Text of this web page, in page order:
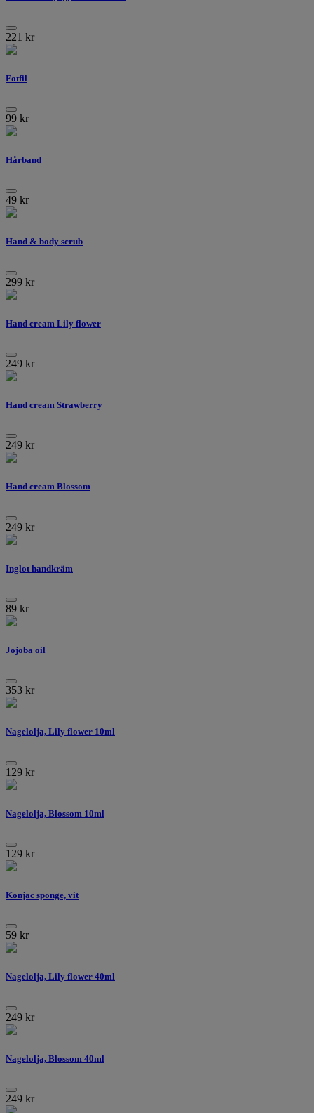
221 kr
Fotfil
99 kr
Hårband
49 kr
Hand & body scrub
299 kr
Hand cream Lily flower
249 kr
Hand cream Strawberry
249 kr
Hand cream Blossom
249 kr
Inglot handkräm
89 kr
Jojoba oil
353 kr
Nagelolja, Lily flower 10ml
129 kr
Nagelolja, Blossom 10ml
129 kr
Konjac sponge, vit
59 kr
Nagelolja, Lily flower 40ml
249 kr
Nagelolja, Blossom 40ml
249 kr